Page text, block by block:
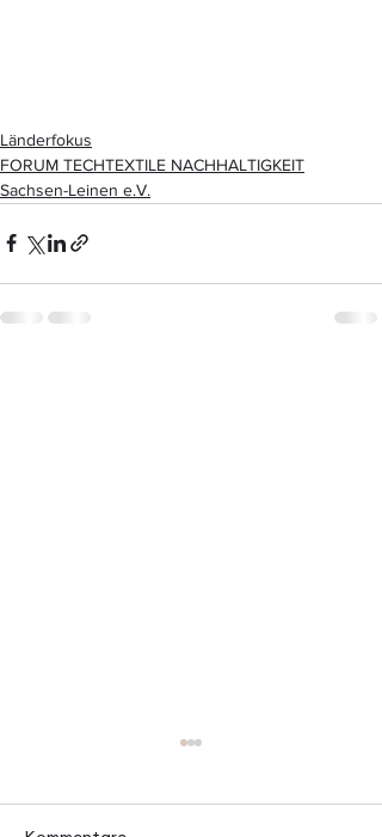
Länderfokus
FORUM TECHTEXTILE NACHHALTIGKEIT
Sachsen-Leinen e.V.